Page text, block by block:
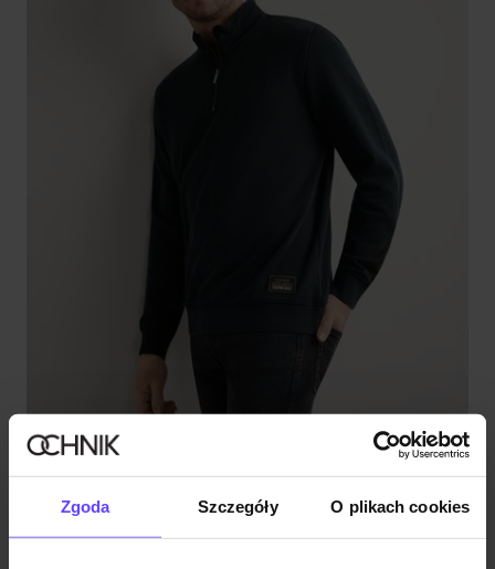
Zgoda Szczegóły O plikach cookies
Czarna bawełniana bluza męska
59,90 zł